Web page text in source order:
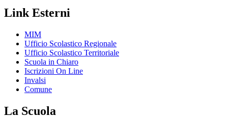
Link Esterni
MIM
Ufficio Scolastico Regionale
Ufficio Scolastico Territoriale
Scuola in Chiaro
Iscrizioni On Line
Invalsi
Comune
La Scuola